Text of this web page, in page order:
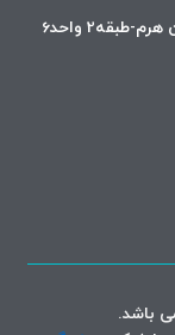
واحد6
می باشد.